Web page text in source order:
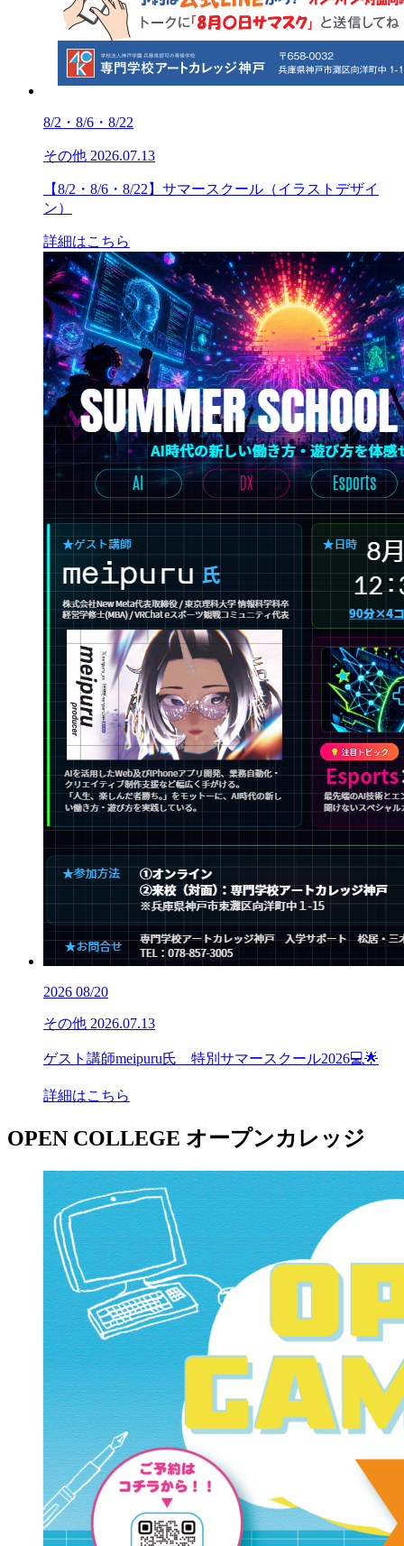
8/2・8/6・8/22
その他 2026.07.13
【8/2・8/6・8/22】サマースクール（イラストデザイ
ン）
詳細はこちら
2026 08/20
その他 2026.07.13
ゲスト講師meipuru氏 特別サマースクール2026💻🌟
詳細はこちら
OPEN COLLEGE オープンカレッジ